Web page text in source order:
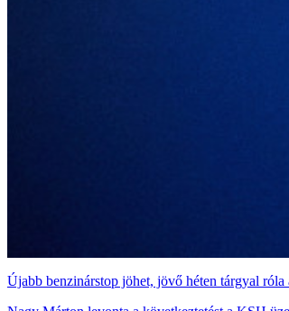
Újabb benzinárstop jöhet, jövő héten tárgyal róla